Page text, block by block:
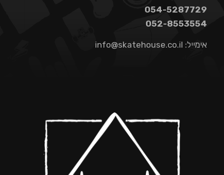
054-5287729
052-8553554
אימייל: info@skatehouse.co.il